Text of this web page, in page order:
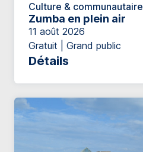
Culture & communautaire
Zumba en plein air
11 août 2026
Gratuit | Grand public
Détails